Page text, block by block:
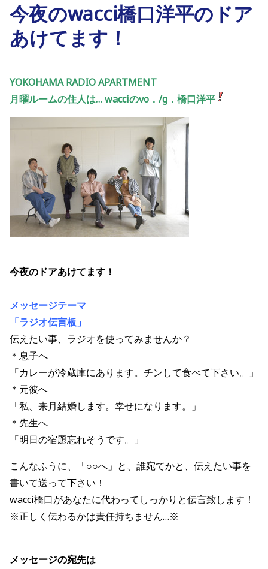
今夜のwacci橋口洋平のドア
あけてます！
YOKOHAMA RADIO APARTMENT
月曜ルームの住人は… wacciのvo．/g．橋口洋平
今夜のドアあけてます！
メッセージテーマ
「ラジオ伝言板」
伝えたい事、ラジオを使ってみませんか？
＊息子へ
「カレーが冷蔵庫にあります。チンして食べて下さい。」
＊元彼へ
「私、来月結婚します。幸せになります。」
＊先生へ
「明日の宿題忘れそうです。」
こんなふうに、「○○へ」と、誰宛てかと、伝えたい事を
書いて送って下さい！
wacci橋口があなたに代わってしっかりと伝言致します！
※正しく伝わるかは責任持ちません…※
メッセージの宛先は